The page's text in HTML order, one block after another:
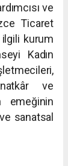
ve
Ticaret
ilgili kurum
Kadın
ve
emeğinin
sanatsal